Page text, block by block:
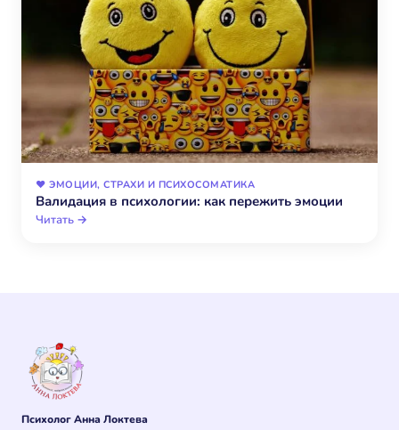
❤️ ЭМОЦИИ, СТРАХИ И ПСИХОСОМАТИКА
Валидация в психологии: как пережить эмоции
Читать →
Психолог Анна Локтева